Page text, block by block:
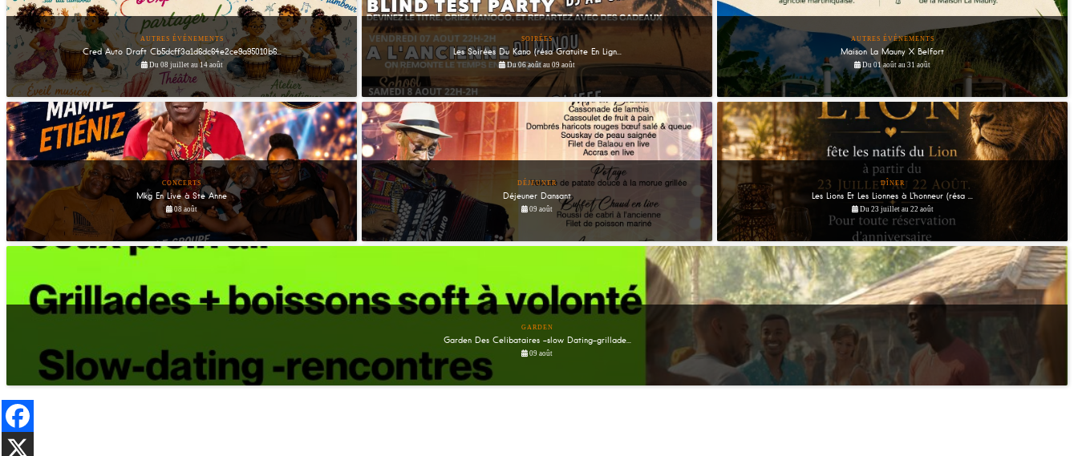
AUTRES ÉVÉNEMENTS
Cred Auto Draft Cb5dcff3a1d6dc64e2ce9a95010b6...
Du 08 juillet au 14 août
SOIRÉES
Les Soirées Du Kano (résa Gratuite En Lign...
Du 06 août au 09 août
AUTRES ÉVÉNEMENTS
Maison La Mauny X Belfort
Du 01 août au 31 août
CONCERTS
Mkg En Live à Ste Anne
08 août
DÉJEUNER
Déjeuner Dansant
09 août
DÎNER
Les Lions Et Les Lionnes à L'honneur (résa ...
Du 23 juillet au 22 août
GARDEN
Garden Des Celibataires -slow Dating-grillade...
09 août